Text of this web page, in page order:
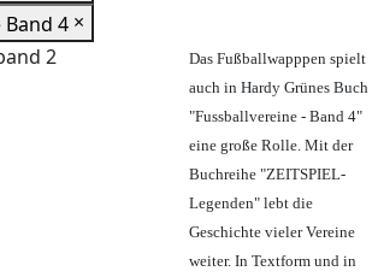
×
Das Fußballwapppen spielt
auch in Hardy Grünes Buch
"Fussballvereine - Band 4"
eine große Rolle. Mit der
Buchreihe "ZEITSPIEL-
Legenden" lebt die
Geschichte vieler Vereine
weiter. In Textform und in